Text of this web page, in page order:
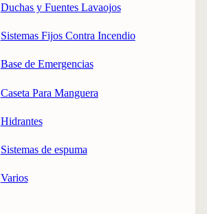
Duchas y Fuentes Lavaojos
Sistemas Fijos Contra Incendio
Base de Emergencias
Caseta Para Manguera
Hidrantes
Sistemas de espuma
Varios